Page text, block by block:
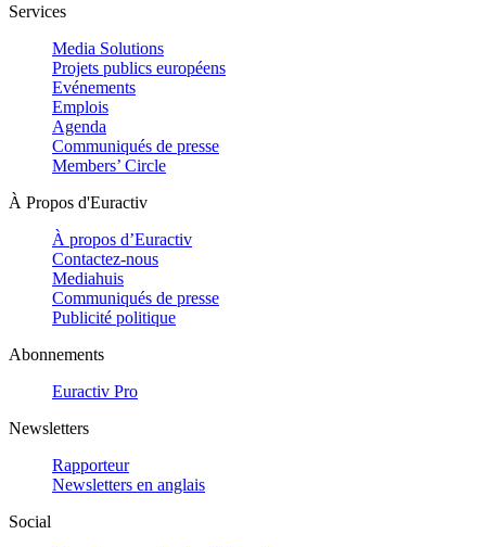
Services
Media Solutions
Projets publics européens
Evénements
Emplois
Agenda
Communiqués de presse
Members’ Circle
À Propos d'Euractiv
À propos d’Euractiv
Contactez-nous
Mediahuis
Communiqués de presse
Publicité politique
Abonnements
Euractiv Pro
Newsletters
Rapporteur
Newsletters en anglais
Social